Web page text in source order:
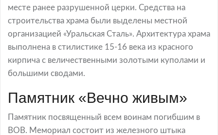
месте ранее разрушенной церки. Средства на
строительства храма были выделены местной
организацией «Уральская Сталь». Архитектура храма
выполнена в стилистике 15-16 века из красного
кирпича с величественными золотыми куполами и
большими сводами.
Памятник «Вечно живым»
Памятник посвященный всем воинам погибшим в
ВОВ. Мемориал состоит из железного штыка